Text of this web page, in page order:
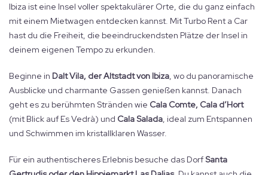
Ibiza ist eine Insel voller spektakulärer Orte, die du ganz einfach
mit einem Mietwagen entdecken kannst. Mit Turbo Rent a Car
hast du die Freiheit, die beeindruckendsten Plätze der Insel in
deinem eigenen Tempo zu erkunden.
Beginne in Dalt Vila, der Altstadt von Ibiza , wo du panoramische
Ausblicke und charmante Gassen genießen kannst. Danach
geht es zu berühmten Stränden wie Cala Comte, Cala d’Hort
(mit Blick auf Es Vedrà) und Cala Salada , ideal zum Entspannen
und Schwimmen im kristallklaren Wasser.
Für ein authentischeres Erlebnis besuche das DorfSanta